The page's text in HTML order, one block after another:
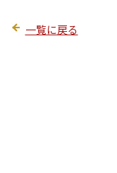
一覧に戻る